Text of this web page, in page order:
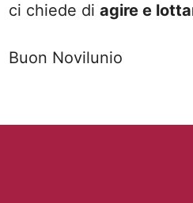
ci chiede di agire e
Buon Novilunio